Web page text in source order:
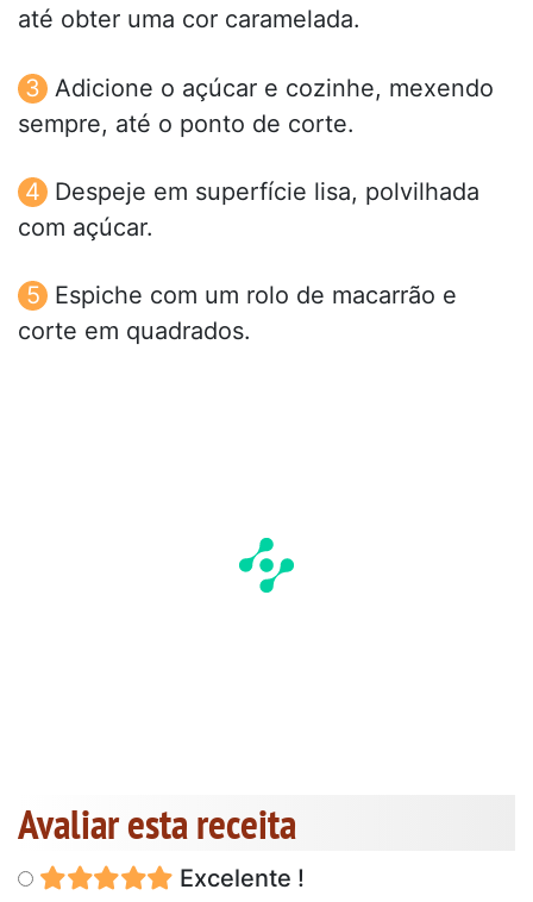
até obter uma cor caramelada.
Adicione o açúcar e cozinhe, mexendo
sempre, até o ponto de corte.
Despeje em superfície lisa, polvilhada
com açúcar.
Espiche com um rolo de macarrão e
corte em quadrados.
Avaliar esta receita
Excelente !